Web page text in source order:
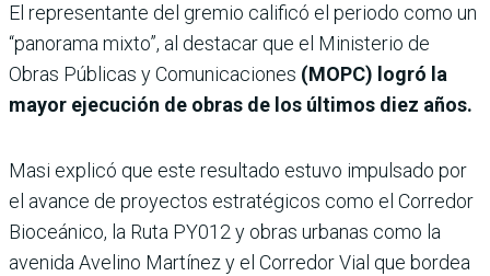
El representante del gremio calificó el periodo como un
“panorama mixto”, al destacar que el Ministerio de
Obras Públicas y Comunicaciones (MOPC) logró la
mayor ejecución de obras de los últimos diez años.
Masi explicó que este resultado estuvo impulsado por
el avance de proyectos estratégicos como el Corredor
Bioceánico, la Ruta PY012 y obras urbanas como la
avenida Avelino Martínez y el Corredor Vial que bordea